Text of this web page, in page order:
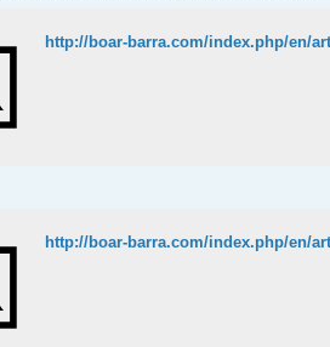
http://boar-barra.com/index.php/en/
http://boar-barra.com/index.php/en/